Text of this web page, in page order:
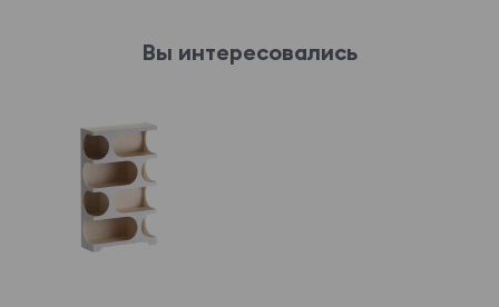
Вы интересовались